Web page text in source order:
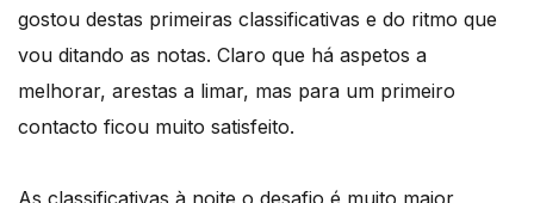
gostou destas primeiras classificativas e do ritmo que
vou ditando as notas. Claro que há aspetos a
melhorar, arestas a limar, mas para um primeiro
contacto ficou muito satisfeito.